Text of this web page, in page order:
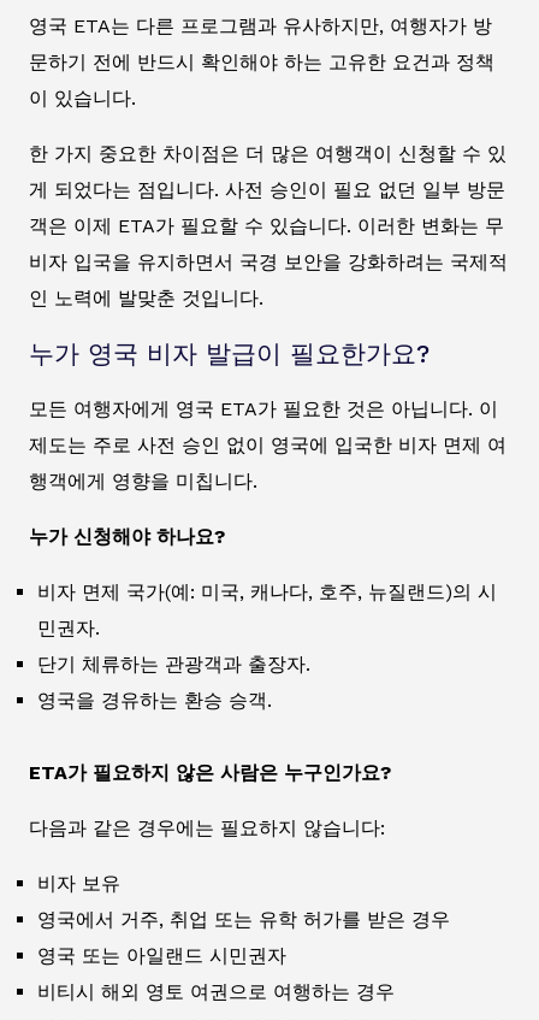
영국 ETA는 다른 프로그램과 유사하지만, 여행자가 방
문하기 전에 반드시 확인해야 하는 고유한 요건과 정책
이 있습니다.
한 가지 중요한 차이점은 더 많은 여행객이 신청할 수 있
게 되었다는 점입니다. 사전 승인이 필요 없던 일부 방문
객은 이제 ETA가 필요할 수 있습니다. 이러한 변화는 무
비자 입국을 유지하면서 국경 보안을 강화하려는 국제적
인 노력에 발맞춘 것입니다.
누가 영국 비자 발급이 필요한가요?
모든 여행자에게 영국 ETA가 필요한 것은 아닙니다. 이
제도는 주로 사전 승인 없이 영국에 입국한 비자 면제 여
행객에게 영향을 미칩니다.
누가 신청해야 하나요?
비자 면제 국가(예: 미국, 캐나다, 호주, 뉴질랜드)의 시
민권자.
단기 체류하는 관광객과 출장자.
영국을 경유하는 환승 승객.
ETA가 필요하지 않은 사람은 누구인가요?
다음과 같은 경우에는 필요하지 않습니다:
비자 보유
영국에서 거주, 취업 또는 유학 허가를 받은 경우
영국 또는 아일랜드 시민권자
비티시 해외 영토 여권으로 여행하는 경우